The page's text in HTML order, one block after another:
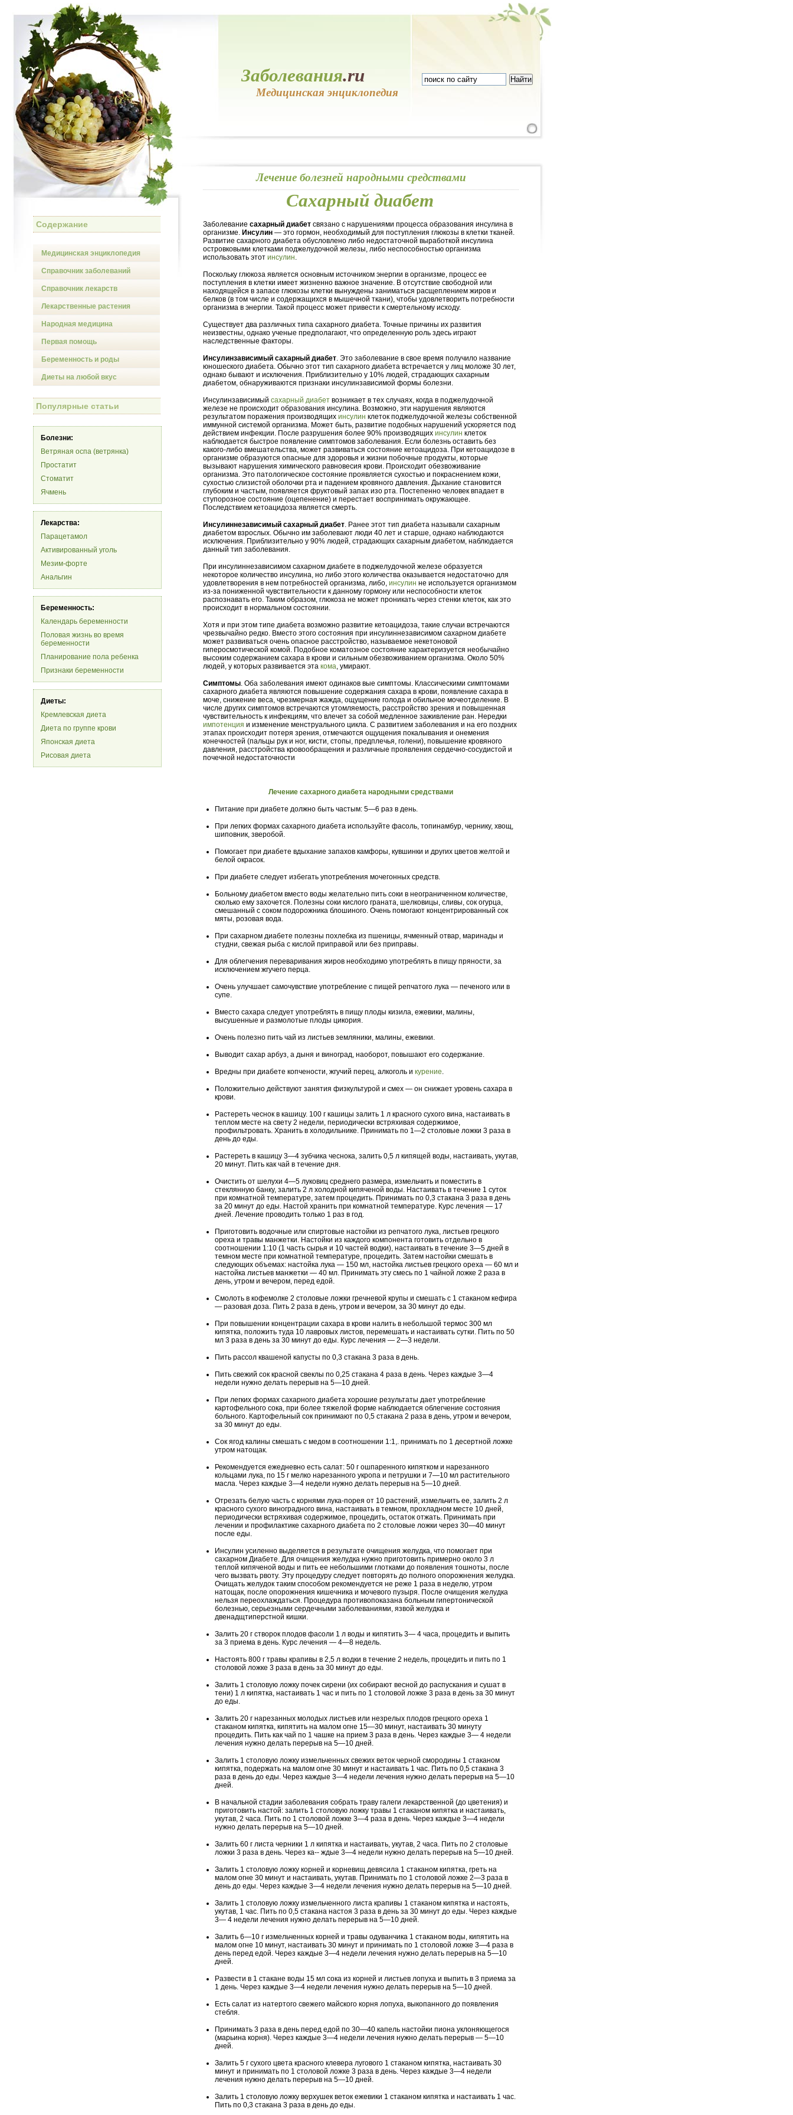
Заболевания.ru
Медицинская энциклопедия
Содержание
Медицинская энциклопедия
Справочник заболеваний
Справочник лекарств
Лекарственные растения
Народная медицина
Первая помощь
Беременность и роды
Диеты на любой вкус
Популярные статьи
Болезни:
Ветряная оспа (ветрянка)
Простатит
Стоматит
Ячмень
Лекарства:
Парацетамол
Активированный уголь
Мезим-форте
Анальгин
Беременность:
Календарь беременности
Половая жизнь во время
беременности
Планирование пола ребенка
Признаки беременности
Диеты:
Кремлевская диета
Диета по группе крови
Японская диета
Рисовая диета
Лечение болезней народными средствами
Сахарный диабет
Заболевание сахарный диабет связано с нарушениями процесса образования инсулина в
организме. Инсулин — это гормон, необходимый для поступления глюкозы в клетки тканей.
Развитие сахарного диабета обусловлено либо недостаточной выработкой инсулина
островковыми клетками поджелудочной железы, либо неспособностью организма
использовать этот инсулин.
Поскольку глюкоза является основным источником энергии в организме, процесс ее
поступления в клетки имеет жизненно важное значение. В отсутствие свободной или
находящейся в запасе глюкозы клетки вынуждены заниматься расщеплением жиров и
белков (в том числе и содержащихся в мышечной ткани), чтобы удовлетворить потребности
организма в энергии. Такой процесс может привести к смертельному исходу.
Существует два различных типа сахарного диабета. Точные причины их развития
неизвестны, однако ученые предполагают, что определенную роль здесь играют
наследственные факторы.
Инсулинзависимый сахарный диабет. Это заболевание в свое время получило название
юношеского диабета. Обычно этот тип сахарного диабета встречается у лиц моложе 30 лет,
однако бывают и исключения. Приблизительно у 10% людей, страдающих сахарным
диабетом, обнаруживаются признаки инсулинзависимой формы болезни.
Инсулинзависимый сахарный диабет возникает в тех случаях, когда в поджелудочной
железе не происходит образования инсулина. Возможно, эти нарушения являются
результатом поражения производящих инсулин клеток поджелудочной железы собственной
иммунной системой организма. Может быть, развитие подобных нарушений ускоряется под
действием инфекции. После разрушения более 90% производящих инсулин клеток
наблюдается быстрое появление симптомов заболевания. Если болезнь оставить без
какого-либо вмешательства, может развиваться состояние кетоацидоза. При кетоацидозе в
организме образуются опасные для здоровья и жизни побочные продукты, которые
вызывают нарушения химического равновесия крови. Происходит обезвоживание
организма. Это патологическое состояние проявляется сухостью и покраснением кожи,
сухостью слизистой оболочки рта и падением кровяного давления. Дыхание становится
глубоким и частым, появляется фруктовый запах изо рта. Постепенно человек впадает в
ступорозное состояние (оцепенение) и перестает воспринимать окружающее.
Последствием кетоацидоза является смерть.
Инсулиннезависимый сахарный диабет. Ранее этот тип диабета называли сахарным
диабетом взрослых. Обычно им заболевают люди 40 лет и старше, однако наблюдаются
исключения. Приблизительно у 90% людей, страдающих сахарным диабетом, наблюдается
данный тип заболевания.
При инсулиннезависимом сахарном диабете в поджелудочной железе образуется
некоторое количество инсулина, но либо этого количества оказывается недостаточно для
удовлетворения в нем потребностей организма, либо, инсулин не используется организмом
из-за пониженной чувствительности к данному гормону или неспособности клеток
распознавать его. Таким образом, глюкоза не может проникать через стенки клеток, как это
происходит в нормальном состоянии.
Хотя и при этом типе диабета возможно развитие кетоацидоза, такие случаи встречаются
чрезвычайно редко. Вместо этого состояния при инсулиннезависимом сахарном диабете
может развиваться очень опасное расстройство, называемое некетоновой
гиперосмотической комой. Подобное коматозное состояние характеризуется необычайно
высоким содержанием сахара в крови и сильным обезвоживанием организма. Около 50%
людей, у которых развивается эта кома, умирают.
Симптомы. Оба заболевания имеют одинаков вые симптомы. Классическими симптомами
сахарного диабета являются повышение содержания сахара в крови, появление сахара в
моче, снижение веса, чрезмерная жажда, ощущение голода и обильное мочеотделение. В
числе других симптомов встречаются утомляемость, расстройство зрения и повышенная
чувствительность к инфекциям, что влечет за собой медленное заживление ран. Нередки
импотенция и изменение менструального цикла. С развитием заболевания и на его поздних
этапах происходит потеря зрения, отмечаются ощущения покалывания и онемения
конечностей (пальцы рук и ног, кисти, стопы, предплечья, голени), повышение кровяного
давления, расстройства кровообращения и различные проявления сердечно-сосудистой и
почечной недостаточности
Лечение сахарного диабета народными средствами
Питание при диабете должно быть частым: 5—6 раз в день.
При легких формах сахарного диабета используйте фасоль, топинамбур, чернику, хвощ,
шиповник, зверобой.
Помогает при диабете вдыхание запахов камфоры, кувшинки и других цветов желтой и
белой окрасок.
При диабете следует избегать употребления мочегонных средств.
Больному диабетом вместо воды желательно пить соки в неограниченном количестве,
сколько ему захочется. Полезны соки кислого граната, шелковицы, сливы, сок огурца,
смешанный с соком подорожника блошиного. Очень помогают концентрированный сок
мяты, розовая вода.
При сахарном диабете полезны похлебка из пшеницы, ячменный отвар, маринады и
студни, свежая рыба с кислой приправой или без приправы.
Для облегчения переваривания жиров необходимо употреблять в пищу пряности, за
исключением жгучего перца.
Очень улучшает самочувствие употребление с пищей репчатого лука — печеного или в
супе.
Вместо сахара следует употреблять в пищу плоды кизила, ежевики, малины,
высушенные и размолотые плоды цикория.
Очень полезно пить чай из листьев земляники, малины, ежевики.
Выводит сахар арбуз, а дыня и виноград, наоборот, повышают его содержание.
Вредны при диабете копчености, жгучий перец, алкоголь и курение.
Положительно действуют занятия физкультурой и смех — он снижает уровень сахара в
крови.
Растереть чеснок в кашицу. 100 г кашицы залить 1 л красного сухого вина, настаивать в
теплом месте на свету 2 недели, периодически встряхивая содержимое,
профильтровать. Хранить в холодильнике. Принимать по 1—2 столовые ложки 3 раза в
день до еды.
Растереть в кашицу 3—4 зубчика чеснока, залить 0,5 л кипящей воды, настаивать, укутав,
20 минут. Пить как чай в течение дня.
Очистить от шелухи 4—5 луковиц среднего размера, измельчить и поместить в
стеклянную банку, залить 2 л холодной кипяченой воды. Настаивать в течение 1 суток
при комнатной температуре, затем процедить. Принимать по 0,3 стакана 3 раза в день
за 20 минут до еды. Настой хранить при комнатной температуре. Курс лечения — 17
дней. Лечение проводить только 1 раз в год.
Приготовить водочные или спиртовые настойки из репчатого лука, листьев грецкого
ореха и травы манжетки. Настойки из каждого компонента готовить отдельно в
соотношении 1:10 (1 часть сырья и 10 частей водки), настаивать в течение 3—5 дней в
темном месте при комнатной температуре, процедить. Затем настойки смешать в
следующих объемах: настойка лука — 150 мл, настойка листьев грецкого ореха — 60 мл и
настойка листьев манжетки — 40 мл. Принимать эту смесь по 1 чайной ложке 2 раза в
день, утром и вечером, перед едой.
Смолоть в кофемолке 2 столовые ложки гречневой крупы и смешать с 1 стаканом кефира
— разовая доза. Пить 2 раза в день, утром и вечером, за 30 минут до еды.
При повышении концентрации сахара в крови налить в небольшой термос 300 мл
кипятка, положить туда 10 лавровых листов, перемешать и настаивать сутки. Пить по 50
мл 3 раза в день за 30 минут до еды. Курс лечения — 2—3 недели.
Пить рассол квашеной капусты по 0,3 стакана 3 раза в день.
Пить свежий сок красной свеклы по 0,25 стакана 4 раза в день. Через каждые 3—4
недели нужно делать перерыв на 5—10 дней.
При легких формах сахарного диабета хорошие результаты дает употребление
картофельного сока, при более тяжелой форме наблюдается облегчение состояния
больного. Картофельный сок принимают по 0,5 стакана 2 раза в день, утром и вечером,
за 30 минут до еды.
Сок ягод калины смешать с медом в соотношении 1:1,. принимать по 1 десертной ложке
утром натощак.
Рекомендуется ежедневно есть салат: 50 г ошпаренного кипятком и нарезанного
кольцами лука, по 15 г мелко нарезанного укропа и петрушки и 7—10 мл растительного
масла. Через каждые 3—4 недели нужно делать перерыв на 5—10 дней.
Отрезать белую часть с корнями лука-порея от 10 растений, измельчить ее, залить 2 л
красного сухого виноградного вина, настаивать в темном, прохладном месте 10 дней,
периодически встряхивая содержимое, процедить, остаток отжать. Принимать при
лечении и профилактике сахарного диабета по 2 столовые ложки через 30—40 минут
после еды.
Инсулин усиленно выделяется в результате очищения желудка, что помогает при
сахарном Диабете. Для очищения желудка нужно приготовить примерно около 3 л
теплой кипяченой воды и пить ее небольшими глотками до появления тошноты, после
чего вызвать рвоту. Эту процедуру следует повторять до полного опорожнения желудка.
Очищать желудок таким способом рекомендуется не реже 1 раза в неделю, утром
натощак, после опорожнения кишечника и мочевого пузыря. После очищения желудка
нельзя переохлаждаться. Процедура противопоказана больным гипертонической
болезнью, серьезными сердечными заболеваниями, язвой желудка и
двенадщтиперстной кишки.
Залить 20 г створок плодов фасоли 1 л воды и кипятить 3— 4 часа, процедить и выпить
за 3 приема в день. Курс лечения — 4—8 недель.
Настоять 800 г травы крапивы в 2,5 л водки в течение 2 недель, процедить и пить по 1
столовой ложке 3 раза в день за 30 минут до еды.
Залить 1 столовую ложку почек сирени (их собирают весной до распускания и сушат в
тени) 1 л кипятка, настаивать 1 час и пить по 1 столовой ложке 3 раза в день за 30 минут
до еды.
Залить 20 г нарезанных молодых листьев или незрелых плодов грецкого ореха 1
стаканом кипятка, кипятить на малом огне 15—30 минут, настаивать 30 минуту
процедить. Пить как чай по 1 чашке на прием 3 раза в день. Через каждые 3— 4 недели
лечения нужно делать перерыв на 5—10 дней.
Залить 1 столовую ложку измельченных свежих веток черной смородины 1 стаканом
кипятка, подержать на малом огне 30 минут и настаивать 1 час. Пить по 0,5 стакана 3
раза в день до еды. Через каждые 3—4 недели лечения нужно делать перерыв на 5—10
дней.
В начальной стадии заболевания собрать траву галеги лекарственной (до цветения) и
приготовить настой: залить 1 столовую ложку травы 1 стаканом кипятка и настаивать,
укутав, 2 часа. Пить по 1 столовой ложке 3—4 раза в день. Через каждые 3—4 недели
нужно делать перерыв на 5—10 дней.
Залить 60 г листа черники 1 л кипятка и настаивать, укутав, 2 часа. Пить по 2 столовые
ложки 3 раза в день. Через ка-- ждые 3—4 недели нужно делать перерыв на 5—10 дней.
Залить 1 столовую ложку корней и корневищ девясила 1 стаканом кипятка, греть на
малом огне 30 минут и настаивать, укутав. Принимать по 1 столовой ложке 2—3 раза в
день до еды. Через каждые 3—4 недели лечения нужно делать перерыв на 5—10 дней.
Залить 1 столовую ложку измельченного листа крапивы 1 стаканом кипятка и настоять,
укутав, 1 час. Пить по 0,5 стакана настоя 3 раза в день за 30 минут до еды. Через каждые
3— 4 недели лечения нужно делать перерыв на 5—10 дней.
Залить 6—10 г измельченных корней и травы одуванчика 1 стаканом воды, кипятить на
малом огне 10 минут, настаивать 30 минут и принимать по 1 столовой ложке 3—4 раза в
день перед едой. Через каждые 3—4 недели лечения нужно делать перерыв на 5—10
дней.
Развести в 1 стакане воды 15 мл сока из корней и листьев лопуха и выпить в 3 приема за
1 день. Через каждые 3—4 недели лечения нужно делать перерыв на 5—10 дней.
Есть салат из натертого свежего майского корня лопуха, выкопанного до появления
стебля.
Принимать 3 раза в день перед едой по 30—40 капель настойки пиона уклоняющегося
(марьина корня). Через каждые 3—4 недели лечения нужно делать перерыв — 5—10
дней.
Залить 5 г сухого цвета красного клевера лугового 1 стаканом кипятка, настаивать 30
минут и принимать по 1 столовой ложке 3 раза в день. Через каждые 3—4 недели
лечения нужно делать перерыв на 5—10 дней.
Залить 1 столовую ложку верхушек веток ежевики 1 стаканом кипятка и настаивать 1 час.
Пить по 0,3 стакана 3 раза в день до еды.